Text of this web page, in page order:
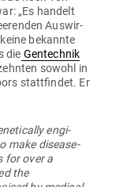
„Es handelt
Aus­wir­
bekannte
die Gen­technik
sowohl in
statt­findet. Er
engi­
make disease-
for over a
the